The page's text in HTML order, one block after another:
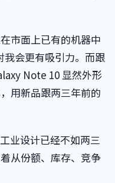
市面上已有的机器中
我会更有吸引力。而跟
Note 10 显然外形
用新品跟两三年前的
业设计已经不如两三
从份额、库存、竞争